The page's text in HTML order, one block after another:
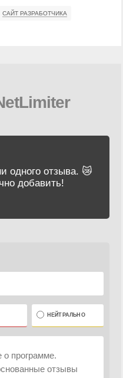
САЙТ РАЗРАБОТЧИКА
одного отзыва. 😿
добавить!
НЕЙТРАЛЬНО